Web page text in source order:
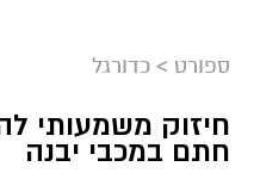
ספורט > כדורגל
חיזוק משמעותי
חתם במכבי יבנה